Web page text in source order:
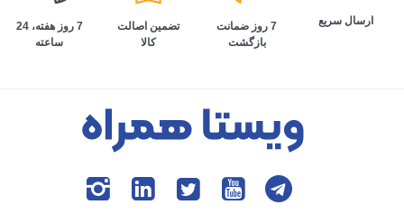
ارسال سریع
7 روز ضمانت
بازگشت
تضمین اصالت
کالا
7 روز هفته، 24
ساعته